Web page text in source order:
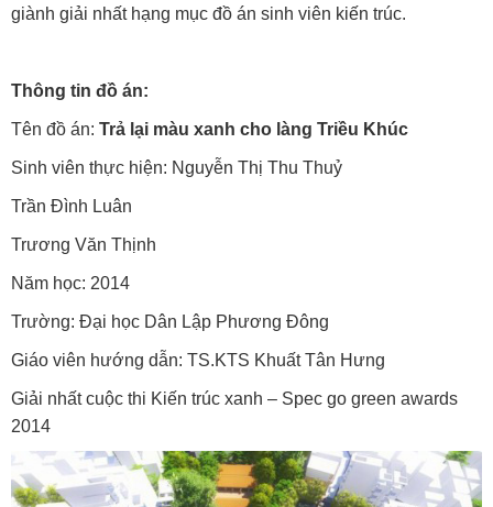
giành giải nhất hạng mục đồ án sinh viên kiến trúc.
Thông tin đồ án:
Tên đồ án: Trả lại màu xanh cho làng Triều Khúc
Sinh viên thực hiện: Nguyễn Thị Thu Thuỷ
Trần Đình Luân
Trương Văn Thịnh
Năm học: 2014
Trường: Đại học Dân Lập Phương Đông
Giáo viên hướng dẫn: TS.KTS Khuất Tân Hưng
Giải nhất cuộc thi Kiến trúc xanh – Spec go green awards
2014